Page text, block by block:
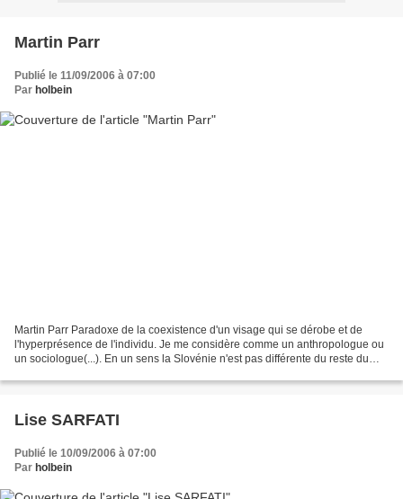
Martin Parr
Publié le 11/09/2006 à 07:00
Par holbein
Martin Parr Paradoxe de la coexistence d'un visage qui se dérobe et de
l'hyperprésence de l'individu. Je me considère comme un anthropologue ou
un sociologue(...). En un sens la Slovénie n'est pas différente du reste du
Lise SARFATI
Publié le 10/09/2006 à 07:00
Par holbein